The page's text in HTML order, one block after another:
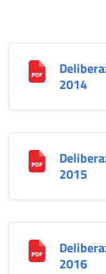
2014
2015
2016